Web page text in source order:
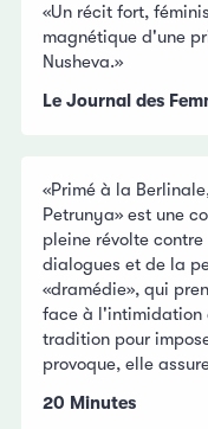
«Un récit fort,
magnétique d'une
Nusheva.»
Le Journal des
«Primé à la
Petrunya» est une
pleine révolte
dialogues et de la
«dramédie», qui
face à l'intimidation
tradition pour
provoque, elle
20 Minutes